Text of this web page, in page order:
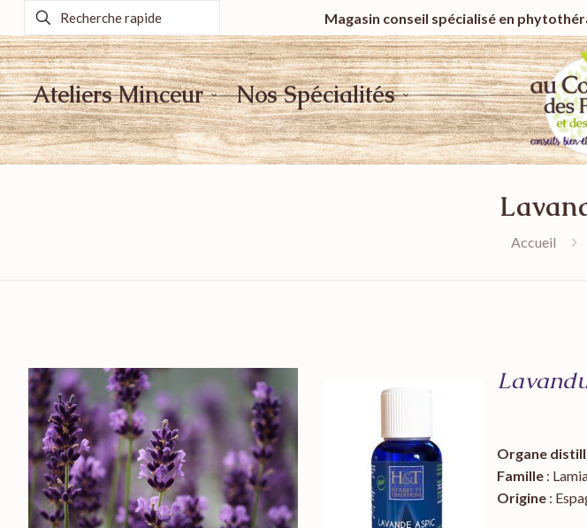
Magasin conseil spécialisé en
Ateliers Minceur Nos Spécialités
Accueil
Organe
Famille :
Origine :